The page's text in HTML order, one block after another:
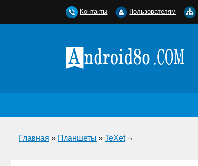
Главная » Планшеты » TeXet¬
Контакты Пользователям